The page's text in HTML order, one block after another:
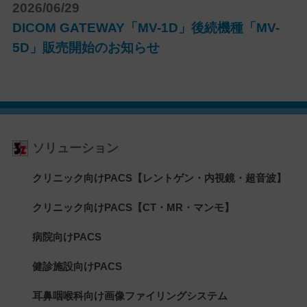
2026/06/29
DICOM GATEWAY「MV-1D」後続機種「MV-
5D」販売開始のお知らせ
ソリューション
クリニック向けPACS【レントゲン・内視鏡・超音波】
クリニック向けPACS【CT・MR・マンモ】
病院向けPACS
健診施設向けPACS
耳鼻咽喉科向け画像ファイリングシステム